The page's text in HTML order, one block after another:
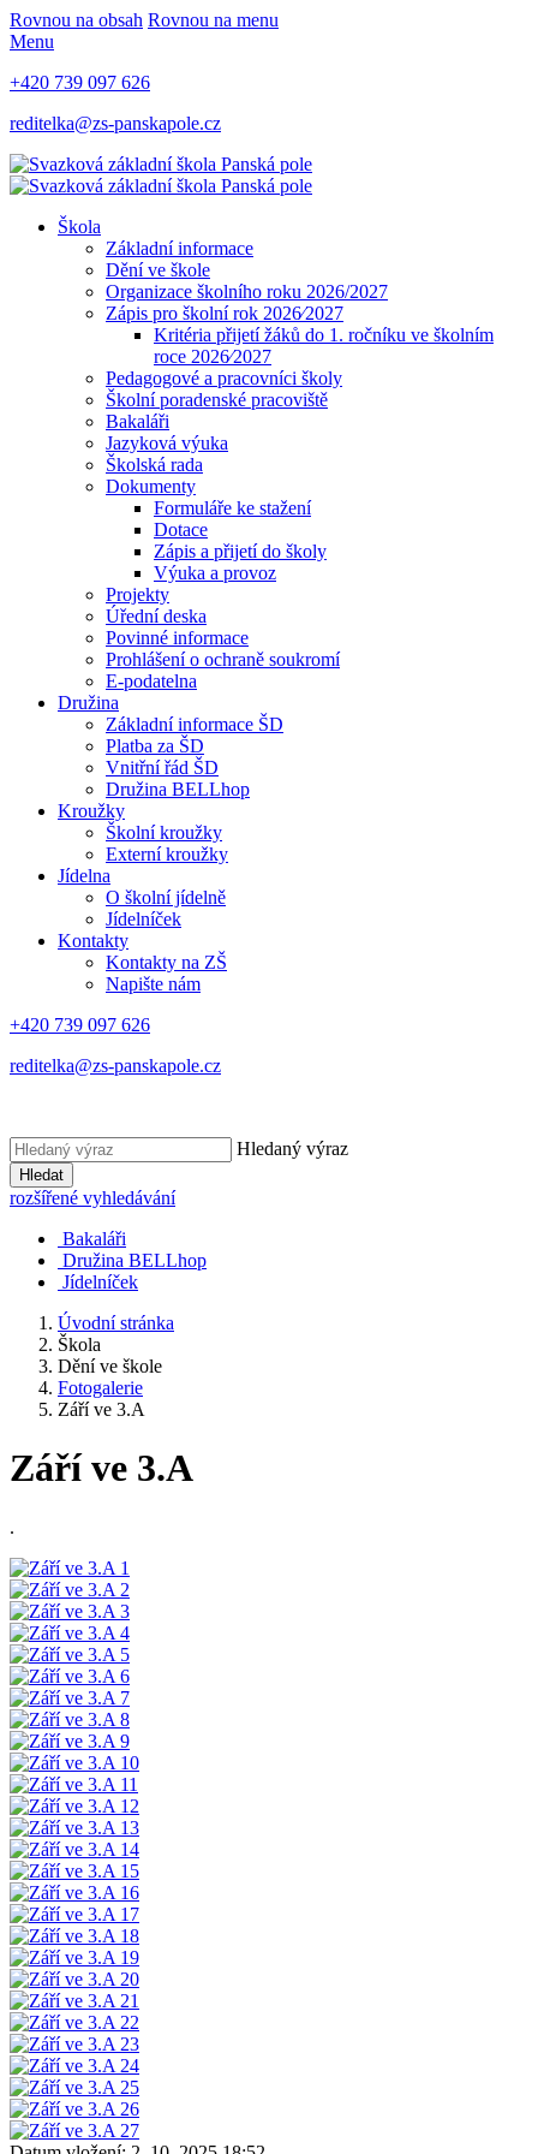
Rovnou na obsah Rovnou na menu
Menu
+420 739 097 626
reditelka@zs-panskapole.cz
Škola
Základní informace
Dění ve škole
Organizace školního roku 2026/2027
Zápis pro školní rok 2026⁄2027
Kritéria přijetí žáků do 1. ročníku ve školním
roce 2026⁄2027
Pedagogové a pracovníci školy
Školní poradenské pracoviště
Bakaláři
Jazyková výuka
Školská rada
Dokumenty
Formuláře ke stažení
Dotace
Zápis a přijetí do školy
Výuka a provoz
Projekty
Úřední deska
Povinné informace
Prohlášení o ochraně soukromí
E-podatelna
Družina
Základní informace ŠD
Platba za ŠD
Vnitřní řád ŠD
Družina BELLhop
Kroužky
Školní kroužky
Externí kroužky
Jídelna
O školní jídelně
Jídelníček
Kontakty
Kontakty na ZŠ
Napište nám
+420 739 097 626
reditelka@zs-panskapole.cz
Hledaný výraz
Hledat
rozšířené vyhledávání
Bakaláři
Družina BELLhop
Jídelníček
Úvodní stránka
Škola
Dění ve škole
Fotogalerie
Září ve 3.A
Září ve 3.A
.